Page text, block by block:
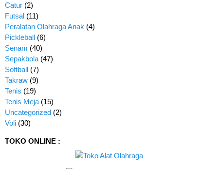
Catur (2)
Futsal (11)
Peralatan Olahraga Anak (4)
Pickleball (6)
Senam (40)
Sepakbola (47)
Softball (7)
Takraw (9)
Tenis (19)
Tenis Meja (15)
Uncategorized (2)
Voli (30)
TOKO ONLINE :